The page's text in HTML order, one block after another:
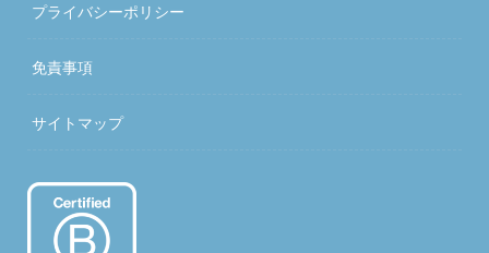
プライバシーポリシー
免責事項
サイトマップ